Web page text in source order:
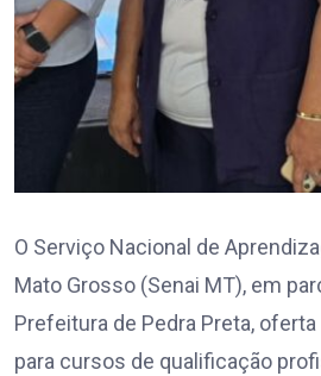
O Serviço Nacional de
Mato Grosso (Senai MT), em
Prefeitura de Pedra Preta,
para cursos de qualificação